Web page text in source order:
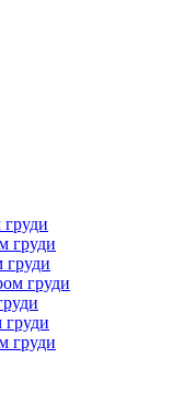
груди
груди
груди
груди